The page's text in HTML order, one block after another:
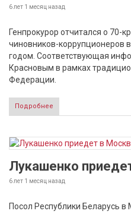
6 лет 1 месяц назад
Генпрокурор отчитался о 70-
чиновников-коррупционеров
годом. Соответствующая
Красновым в рамках
Федерации.
Подробнее
Лукашенко
6 лет 1 месяц назад
Посол Республики Беларусь